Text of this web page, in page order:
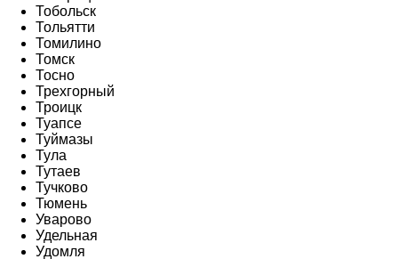
Тобольск
Тольятти
Томилино
Томск
Тосно
Трехгорный
Троицк
Туапсе
Туймазы
Тула
Тутаев
Тучково
Тюмень
Уварово
Удельная
Удомля